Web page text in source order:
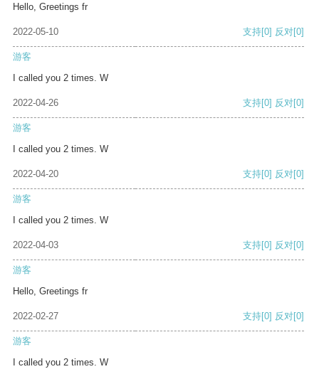
Hello, Greetings fr
2022-05-10 支持[0] 反对[0]
游客
I called you 2 times. W
2022-04-26 支持[0] 反对[0]
游客
I called you 2 times. W
2022-04-20 支持[0] 反对[0]
游客
I called you 2 times. W
2022-04-03 支持[0] 反对[0]
游客
Hello, Greetings fr
2022-02-27 支持[0] 反对[0]
游客
I called you 2 times. W